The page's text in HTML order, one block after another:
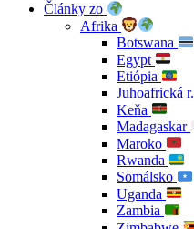
Články zo
Afrika
Botswana
Egypt
Etiópia
Juhoafrická r.
Keňa
Madagaskar
Maroko
Rwanda
Somálsko
Uganda
Zambia